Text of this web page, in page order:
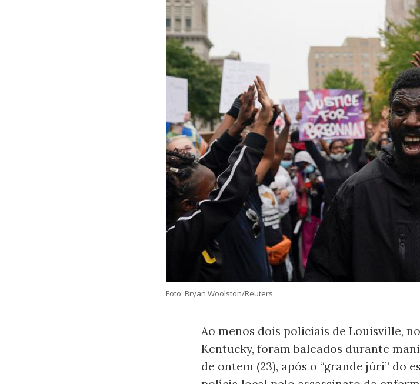
Foto: Bryan Woolston/Reuters
Ao menos dois policiais de Louisville,
Kentucky, foram baleados durante
de ontem (23), após o “grande júri” do